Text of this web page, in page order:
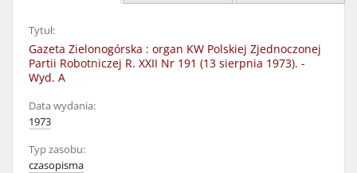
Tytuł:
Gazeta Zielonogórska : organ KW Polskiej Zjednoczonej
Partii Robotniczej R. XXII Nr 191 (13 sierpnia 1973). -
Wyd. A
Data wydania:
1973
Typ zasobu:
czasopisma